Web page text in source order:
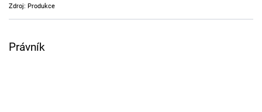
Cool Esport
Pořady
Zdroj: Produkce
Právník